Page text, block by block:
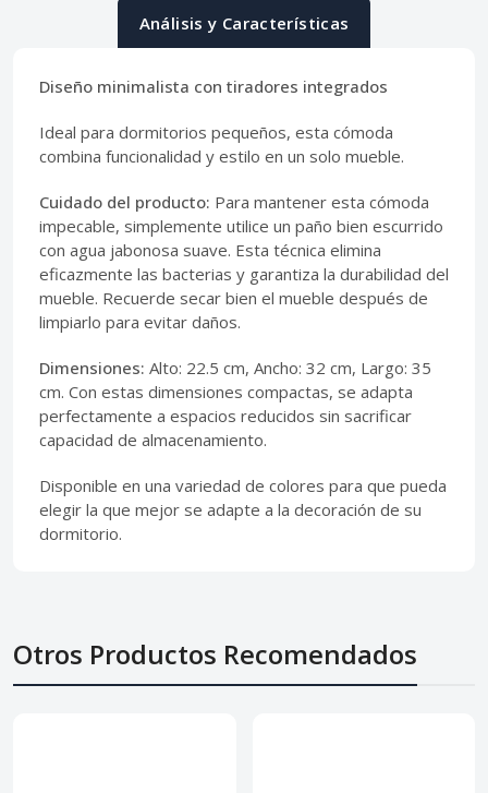
Análisis y Características
Diseño minimalista con tiradores integrados
Ideal para dormitorios pequeños, esta cómoda
combina funcionalidad y estilo en un solo mueble.
Cuidado del producto: Para mantener esta cómoda
impecable, simplemente utilice un paño bien escurrido
con agua jabonosa suave. Esta técnica elimina
eficazmente las bacterias y garantiza la durabilidad del
mueble. Recuerde secar bien el mueble después de
limpiarlo para evitar daños.
Dimensiones: Alto: 22.5 cm, Ancho: 32 cm, Largo: 35
cm. Con estas dimensiones compactas, se adapta
perfectamente a espacios reducidos sin sacrificar
capacidad de almacenamiento.
Disponible en una variedad de colores para que pueda
elegir la que mejor se adapte a la decoración de su
dormitorio.
Otros Productos Recomendados